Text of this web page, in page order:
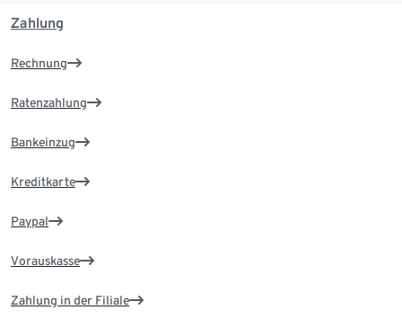
Zahlung
Rechnung
Ratenzahlung
Bankeinzug
Kreditkarte
Paypal
Vorauskasse
Zahlung in der Filiale